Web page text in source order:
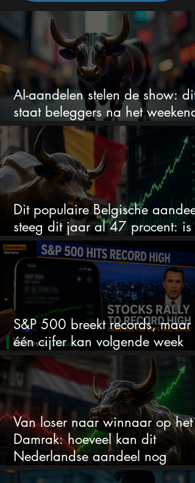
AI-aandelen stelen de show: dit
staat beleggers na het weekend
te wachten
Dit populaire Belgische aandeel
steeg dit jaar al 47 procent: is
ruimte voor meer?
S&P 500 breekt records, maar
één cijfer kan volgende week
alles veranderen
Van loser naar winnaar op het
Damrak: hoeveel kan dit
Nederlandse aandeel nog
stijgen?